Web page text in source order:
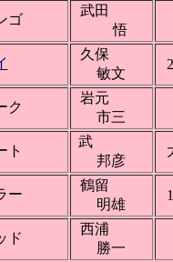
ゴ
武田
悟
久保
敏文
ク
岩元
市三
ト
武
邦彦
ー
鶴留
明雄
ド
西浦
勝一